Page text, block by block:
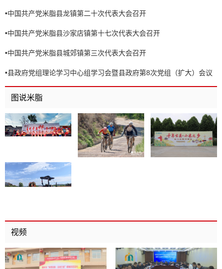
•中国共产党米脂县龙镇第二十次代表大会召开
•中国共产党米脂县沙家店镇第十七次代表大会召开
•中国共产党米脂县城郊镇第三次代表大会召开
•县政府党组理论学习中心组学习会暨县政府第8次党组（扩大）会议
召开
图说米脂
视频